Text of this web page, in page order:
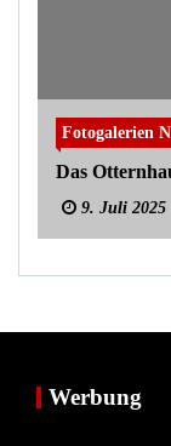
Fotogalerien
Das
9. Juli 2025
Werbung